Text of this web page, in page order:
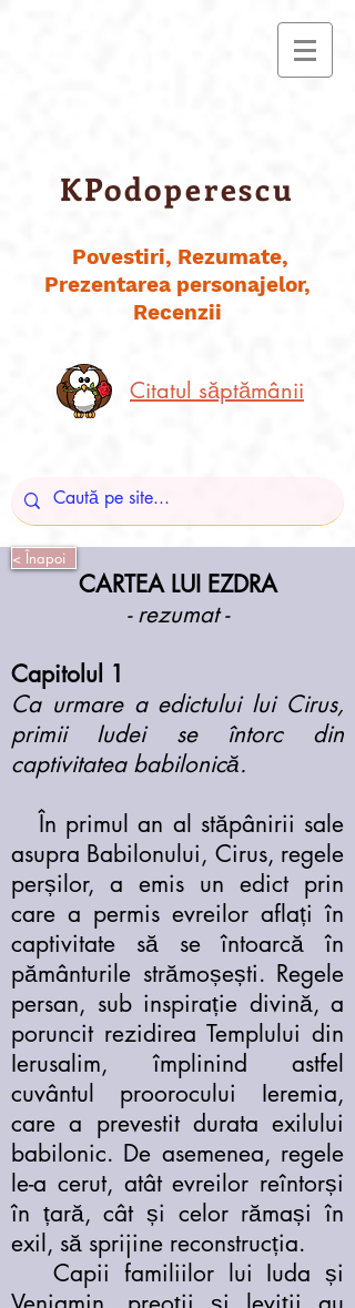
KPodoperescu
Povestiri, Rezumate,
Prezentarea personajelor,
Recenzii
Citatul săptămânii
CARTEA LUI EZDRA
- rezumat -
Capitolul 1
Ca urmare a edictului lui Cirus,
primii Iudei se întorc din
captivitatea babilonică.
În primul an al stăpânirii sale
asupra Babilonului, Cirus, regele
perșilor, a emis un edict prin
care a permis evreilor aflați în
captivitate să se întoarcă în
pământurile strămoșești. Regele
persan, sub inspirație divină, a
poruncit rezidirea Templului din
Ierusalim, împlinind astfel
cuvântul proorocului Ieremia,
care a prevestit durata exilului
babilonic. De asemenea, regele
le-a cerut, atât evreilor reîntorși
în țară, cât și celor rămași în
exil, să sprijine reconstrucția.
Capii familiilor lui Iuda și
< Înapoi